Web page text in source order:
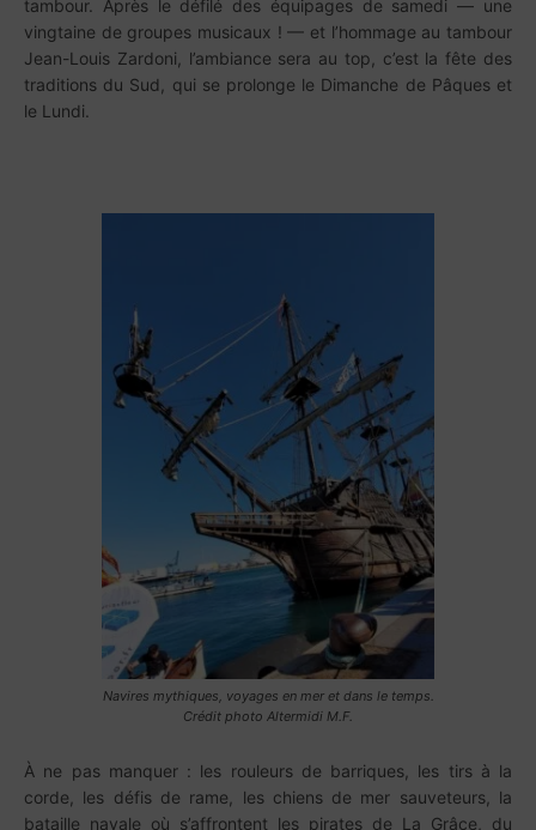
tambour. Après le défilé des équipages de samedi — une
vingtaine de groupes musicaux ! — et l’hommage au tambour
Jean-Louis Zardoni, l’ambiance sera au top, c’est la fête des
traditions du Sud, qui se prolonge le Dimanche de Pâques et
le Lundi.
Navires mythiques, voyages en mer et dans le temps.
Crédit photo Altermidi M.F.
À ne pas manquer : les rouleurs de barriques, les tirs à la
corde, les défis de rame, les chiens de mer sauveteurs, la
bataille navale où s’affrontent les pirates de La Grâce, du